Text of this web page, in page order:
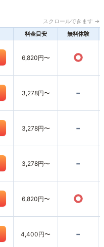
スクロールできます →
料金目安 無料体験
6,820円〜 ○
3,278円〜 -
3,278円〜 -
3,278円〜 -
6,820円〜 ○
4,400円〜 -